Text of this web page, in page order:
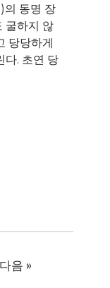
동명 장
굴하지 않
당당하게
다. 초연 당
다음 »